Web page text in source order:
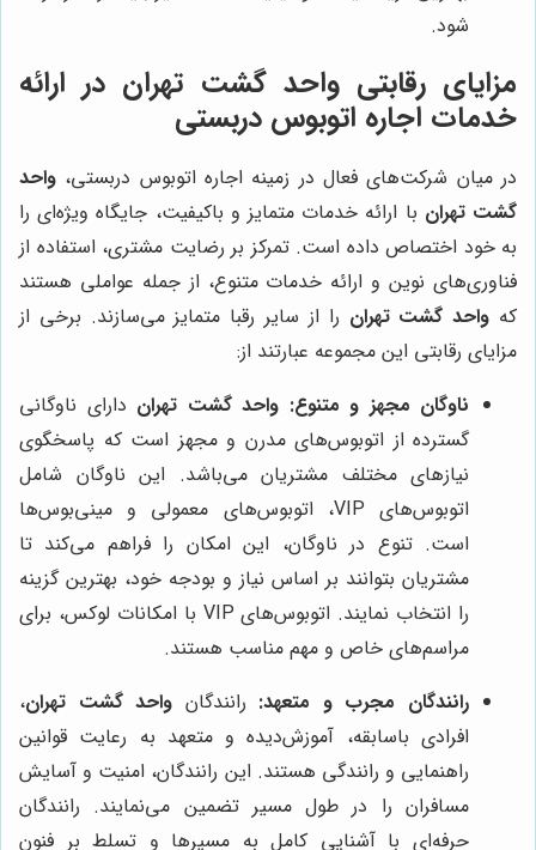
شود.
مزایای رقابتیواحد گشت تهران در ارائه
خدمات اجاره اتوبوس دربستی
در میان شرکت‌های فعال در زمینه اجاره اتوبوس دربستی، واحد
گشت تهران با ارائه خدمات متمایز و باکیفیت، جایگاه ویژه‌ای را
به خود اختصاص داده است. تمرکز بر رضایت مشتری، استفاده از
فناوری‌های نوین و ارائه خدمات متنوع، از جمله عواملی هستند
که واحد گشت تهران را از سایر رقبا متمایز می‌سازند. برخی از
مزایای رقابتی این مجموعه عبارتند از:
ناوگان مجهز و متنوع: واحد گشت تهران دارای ناوگانی
گسترده از اتوبوس‌های مدرن و مجهز است که پاسخگوی
نیازهای مختلف مشتریان می‌باشد. این ناوگان شامل
اتوبوس‌های VIP، اتوبوس‌های معمولی و مینی‌بوس‌ها
است. تنوع در ناوگان، این امکان را فراهم می‌کند تا
مشتریان بتوانند بر اساس نیاز و بودجه خود، بهترین گزینه
را انتخاب نمایند. اتوبوس‌های VIP با امکانات لوکس، برای
مراسم‌های خاص و مهم مناسب هستند.
رانندگان مجرب و متعهد: رانندگان واحد گشت تهران،
افرادی باسابقه، آموزش‌دیده و متعهد به رعایت قوانین
راهنمایی و رانندگی هستند. این رانندگان، امنیت و آسایش
مسافران را در طول مسیر تضمین می‌نمایند. رانندگان
حرفه‌ای با آشنایی کامل به مسیرها و تسلط بر فنون